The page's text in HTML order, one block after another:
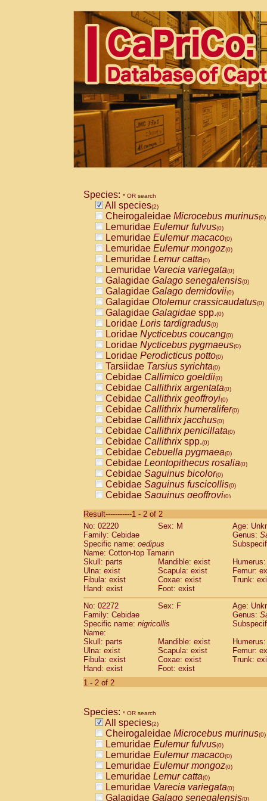
Species: * OR search
All species(2)
Cheirogaleidae Microcebus murinus(0)
Lemuridae Eulemur fulvus(0)
Lemuridae Eulemur macaco(0)
Lemuridae Eulemur mongoz(0)
Lemuridae Lemur catta(0)
Lemuridae Varecia variegata(0)
Galagidae Galago senegalensis(0)
Galagidae Galago demidovii(0)
Galagidae Otolemur crassicaudatus(0)
Galagidae Galagidae spp.(0)
Loridae Loris tardigradus(0)
Loridae Nycticebus coucang(0)
Loridae Nycticebus pygmaeus(0)
Loridae Perodicticus potto(0)
Tarsiidae Tarsius syrichta(0)
Cebidae Callimico goeldii(0)
Cebidae Callithrix argentata(0)
Cebidae Callithrix geoffroyi(0)
Cebidae Callithrix humeralifer(0)
Cebidae Callithrix jacchus(0)
Cebidae Callithrix penicillata(0)
Cebidae Callithrixspp.(0)
Cebidae Cebuella pygmaea(0)
Cebidae Leontopithecus rosalia(0)
Cebidae Saguinus bicolor(0)
Cebidae Saguinus fuscicollis(0)
Cebidae Saguinus geoffroyi(0)
CebidaeSaguinus labiatus(0)
Cebidae Saguinus leucopus (0)
Cebidae
CebidaeSaguinus mystax
Cebidae Saguinus nigricollis (1)
Cebidae Saguinus oedipus
Cebidae Saguinus weddelli
Cebidae Saguinusspp.
Cebidae Aotus trivirgatus
Cebidae
CebidaeCebus apella
Cebidae
Cebidae Cebus nigrivittatus
Cebidae Cebusspp.(0)
Cebidae Saimiri boliviensis
CebidaeSaimiri sciureus(0)
AtelidaeAlouatta caraya(0)
Atelidae Alouatta seniculus
AtelidaeAlouatta
AtelidaeAteles belzebuth(0)
AtelidaeAteles geoffroyi(0)
AtelidaeAteles paniscus(0)
AtelidaeAtelesspp. (0)
AtelidaeLagothrix lagothricha
AtelidaeLagothrix lagothricha cana
PitheciidaeCacajao calvus
Result-----------1 - 2 of 2
No: 02220
Sex: M
Age:
Family: Cebidae
Genus:
Specific name: oedipus
Name: Cotton-top Tamarin
Skull: parts
Mandible: exist
Ulna: exist
Scapula: exist
Femur:
Fibula: exist
Coxae: exist
Trunk:
Hand: exist
Foot: exist
No: 02272
Sex: F
Age:
Family: Cebidae
Genus:
Specific name: nigricollis
Name:
Skull: parts
Mandible: exist
Ulna: exist
Scapula: exist
Femur:
Fibula: exist
Coxae: exist
Trunk:
Hand: exist
Foot: exist
1 - 2 of 2
Species: * OR search
All species(2)
Cheirogaleidae Microcebus murinus(0)
Lemuridae Eulemur fulvus(0)
Lemuridae Eulemur macaco(0)
Lemuridae Eulemur mongoz(0)
Lemuridae Lemur catta(0)
Lemuridae Varecia variegata(0)
Galagidae Galago senegalensis(0)